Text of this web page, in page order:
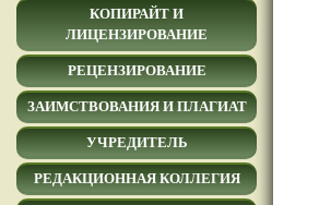
КОПИРАЙТ И
ЛИЦЕНЗИРОВАНИЕ
РЕЦЕНЗИРОВАНИЕ
ЗАИМСТВОВАНИЯ И ПЛАГИАТ
УЧРЕДИТЕЛЬ
РЕДАКЦИОННАЯ КОЛЛЕГИЯ